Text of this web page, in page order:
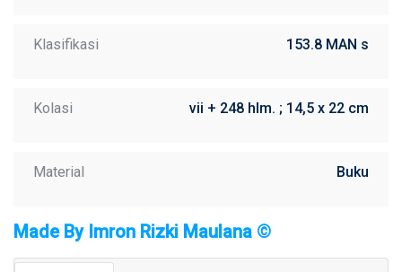
Klasifikasi 153.8 MAN s
Kolasi vii + 248 hlm. ; 14,5 x 22 cm
Material Buku
Made By Imron Rizki Maulana ©